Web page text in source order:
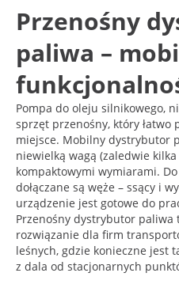
Przenośny
paliwa –
Pompa do oleju silnikowego,
sprzęt przenośny, który
miejsce. Mobilny dystrybutor
niewielką wagą (zaledwie
kompaktowymi wymiarami.
dołączane są węże – ssący i
urządzenie jest gotowe do
Przenośny dystrybutor paliwa
rozwiązanie dla firm
leśnych, gdzie konieczne jest
z dala od stacjonarnych